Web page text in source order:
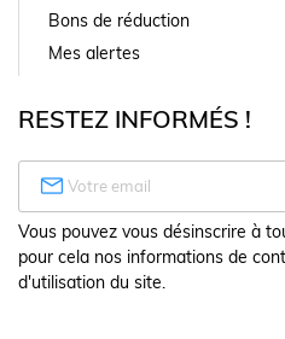
Bons de réduction
Mes alertes
RESTEZ INFORMÉS !

Vous pouvez vous désinscrire à
pour cela nos informations de
d'utilisation du site.